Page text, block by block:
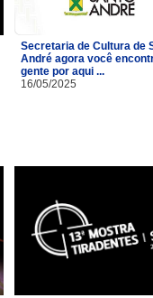
Secretaria de Cultura de
André agora você
gente por aqui ...
16/05/2025